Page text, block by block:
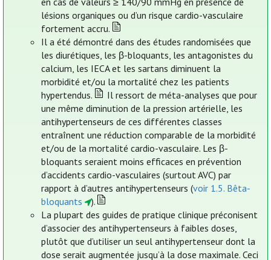
lésions organiques ou d’un risque cardio-vasculaire
fortement accru.
Il a été démontré dans des études randomisées que
les diurétiques, les β-bloquants, les antagonistes du
calcium, les IECA et les sartans diminuent la
morbidité et/ou la mortalité chez les patients
hypertendus.
Il ressort de méta-analyses que pour
une même diminution de la pression artérielle, les
antihypertenseurs de ces différentes classes
entraînent une réduction comparable de la morbidité
et/ou de la mortalité cardio-vasculaire. Les β-
bloquants seraient moins efficaces en prévention
d’accidents cardio-vasculaires (surtout AVC) par
rapport à d’autres antihypertenseurs (voir 1.5. Bêta-
bloquants
).
La plupart des guides de pratique clinique préconisent
d’associer des antihypertenseurs à faibles doses,
plutôt que d’utiliser un seul antihypertenseur dont la
dose serait augmentée jusqu’à la dose maximale. Ceci